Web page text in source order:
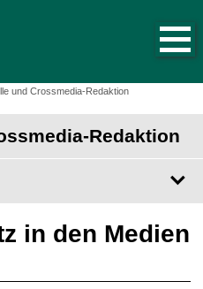
und Crossmedia-Redaktion
Redaktion
in den Medien